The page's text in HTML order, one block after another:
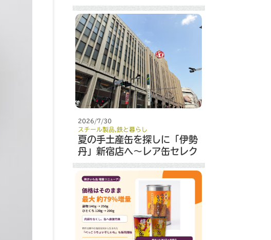
開始
2026/7/30
スチール製品,鉄と暮らし
夏の手土産缶を探しに「伊勢
丹」新宿店へ～レア缶セレク
ト～